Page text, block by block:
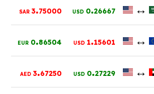
↔
0.26667
USD
3.75000
SAR
↔
1.15601
USD
0.86504
EUR
↔
0.27229
USD
3.67250
AED